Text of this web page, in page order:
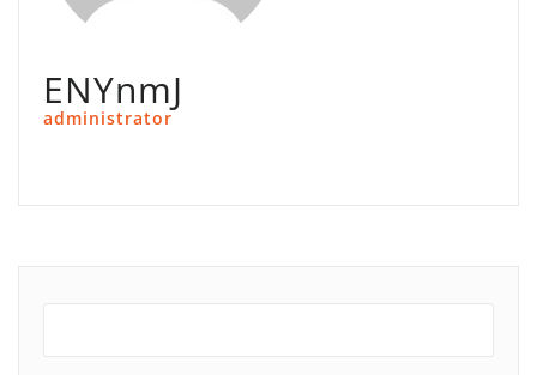
ENYnmJ
administrator